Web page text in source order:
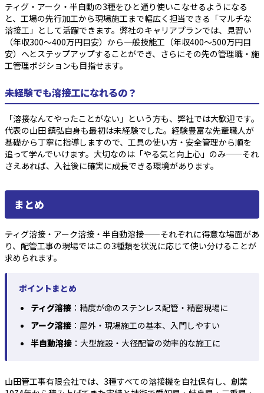
ティグ・アーク・半自動の3種をひと通り使いこなせるようになる
と、工場の先行加工から現場施工まで幅広く担当できる「マルチな
溶接工」として活躍できます。弊社のキャリアプランでは、見習い
（年収300〜400万円目安）から一般技能工（年収400〜500万円目
安）へとステップアップすることができ、さらにその先の管理職・施
工管理ポジションも目指せます。
未経験でも溶接工になれるの？
「溶接なんてやったことがない」という方も、弊社では大歓迎です。
代表の山田 鎮弘自身も最初は未経験でした。経験豊富な先輩職人が
基礎から丁寧に指導しますので、工具の使い方・安全管理から順を
追って学んでいけます。大切なのは「やる気と向上心」のみ——それ
さえあれば、入社後に確実に成長できる環境があります。
まとめ
ティグ溶接・アーク溶接・半自動溶接——それぞれに得意な場面があ
り、配管工事の現場ではこの3種類を状況に応じて使い分けることが
求められます。
ポイントまとめ
ティグ溶接 ：精度が命のステンレス配管・精密現場に
アーク溶接 ：屋外・現場施工の基本、入門しやすい
半自動溶接 ：大型施設・大径配管の効率的な施工に
山田管工事有限会社では、3種すべての溶接機を自社保有し、創業